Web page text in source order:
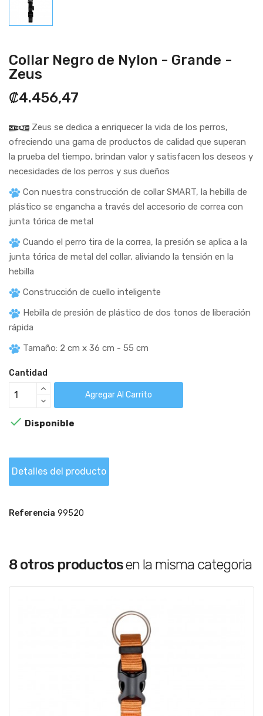
Collar Negro de Nylon - Grande -
Zeus
₡4.456,47
Zeus se dedica a enriquecer la vida de los perros,
ofreciendo una gama de productos de calidad que superan
la prueba del tiempo, brindan valor y satisfacen los deseos y
necesidades de los perros y sus dueños
Con nuestra construcción de collar SMART, la hebilla de
plástico se engancha a través del accesorio de correa con
junta tórica de metal
Cuando el perro tira de la correa, la presión se aplica a la
junta tórica de metal del collar, aliviando la tensión en la
hebilla
Construcción de cuello inteligente
Hebilla de presión de plástico de dos tonos de liberación
rápida
Tamaño: 2 cm x 36 cm - 55 cm
Cantidad
Agregar Al Carrito
 Disponible
Detalles del producto
Referencia 99520
8 otros productosen la misma categoria